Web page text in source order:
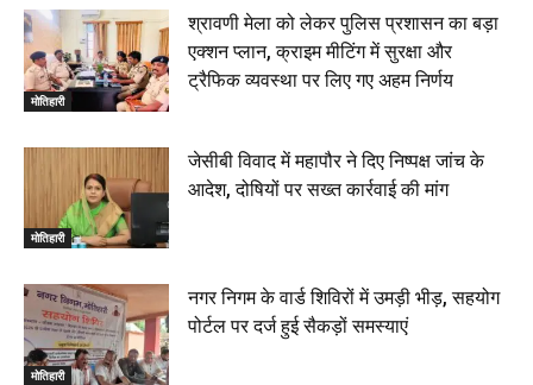
मोतिहारी
श्रावणी मेला को लेकर पुलिस प्रशासन का बड़ा
एक्शन प्लान, क्राइम मीटिंग में सुरक्षा और
ट्रैफिक व्यवस्था पर लिए गए अहम निर्णय
मोतिहारी
जेसीबी विवाद में महापौर ने दिए निष्पक्ष जांच के
आदेश, दोषियों पर सख्त कार्रवाई की मांग
मोतिहारी
नगर निगम के वार्ड शिविरों में उमड़ी भीड़, सहयोग
पोर्टल पर दर्ज हुई सैकड़ों समस्याएं